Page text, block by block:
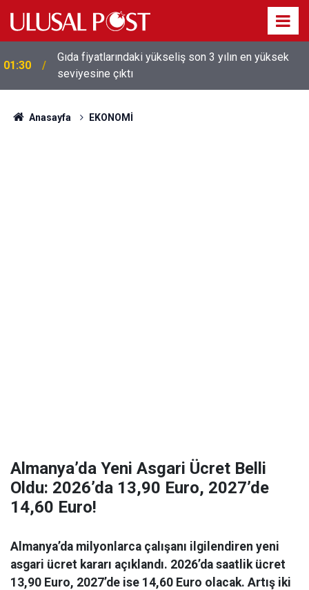
01:26
Galatasaray'dan sekiz kişi hakkında savcılığa suç
duyurusu
Anasayfa EKONOMİ
Almanya’da Yeni Asgari Ücret Belli
Oldu: 2026’da 13,90 Euro, 2027’de
14,60 Euro!
Almanya’da milyonlarca çalışanı ilgilendiren yeni
asgari ücret kararı açıklandı. 2026’da saatlik ücret
13,90 Euro, 2027’de ise 14,60 Euro olacak. Artış iki